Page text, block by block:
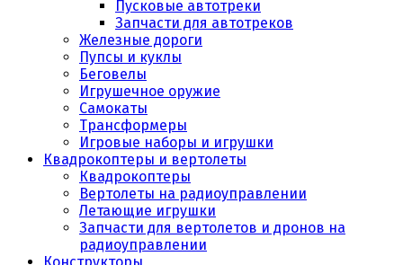
Пусковые автотреки
Запчасти для автотреков
Железные дороги
Пупсы и куклы
Беговелы
Игрушечное оружие
Самокаты
Трансформеры
Игровые наборы и игрушки
Квадрокоптеры и вертолеты
Квадрокоптеры
Вертолеты на радиоуправлении
Летающие игрушки
Запчасти для вертолетов и дронов на
радиоуправлении